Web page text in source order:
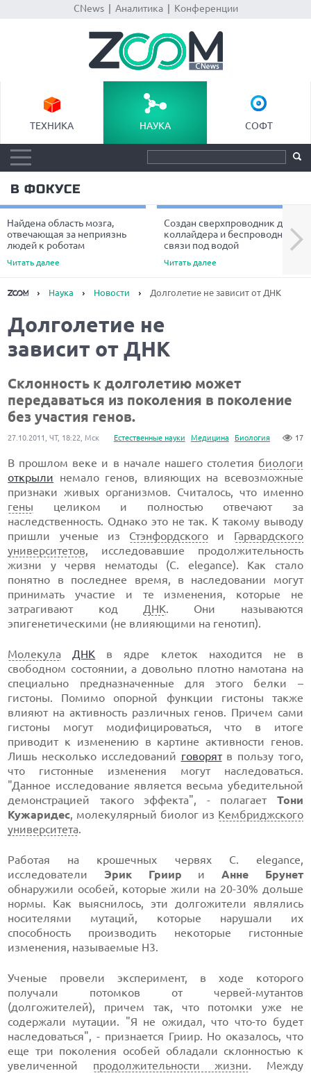
CNews| Аналитика| Конференции
ТЕХНИКА НАУКА СОФТ
В ФОКУСЕ
Найдена область мозга,
отвечающая за неприязнь
людей к роботам
Читать далее
Создан сверхпроводник для
коллайдера и беспроводной
связи под водой
Читать далее
Next
Наука Новости Долголетие не зависит от ДНК
Долголетие не
зависит от ДНК
Склонность к долголетию может
передаваться из поколения в поколение
без участия генов.
Естественные науки Медицина Биология 17
27.10.2011, ЧТ, 18:22, Мск
В прошлом веке и в начале нашего столетия биологи
открыли немало генов, влияющих на всевозможные
признаки живых организмов. Считалось, что именно
гены целиком и полностью отвечают за
наследственность. Однако это не так. К такому выводу
пришли ученые из Стэнфордского и Гарвардского
университетов, исследовавшие продолжительность
жизни у червя нематоды (C. elegance). Как стало
понятно в последнее время, в наследовании могут
принимать участие и те изменения, которые не
затрагивают код ДНК. Они называются
эпигенетическими (не влияющими на генотип).
Молекула ДНК в ядре клеток находится не в
свободном состоянии, а довольно плотно намотана на
специально предназначенные для этого белки –
гистоны. Помимо опорной функции гистоны также
влияют на активность различных генов. Причем сами
гистоны могут модифицироваться, что в итоге
приводит к изменению в картине активности генов.
Лишь несколько исследований говорятв пользу того,
что гистонные изменения могут наследоваться.
"Данное исследование является весьма убедительной
демонстрацией такого эффекта", - полагает Тони
Кужаридес, молекулярный биолог из Кембриджского
университета.
Работая на крошечных червях C. elegance,
исследователи Эрик Гриир иАнне Брунет
обнаружили особей, которые жили на 20-30% дольше
нормы. Как выяснилось, эти долгожители являлись
носителями мутаций, которые нарушали их
способность производить некоторые гистонные
изменения, называемые H3.
Ученые провели эксперимент, в ходе которого
получали потомков от червей-мутантов
(долгожителей), причем так, что потомки уже не
содержали мутации. "Я не ожидал, что что-то будет
наследоваться", - признается Гриир. Но оказалось, что
еще три поколения особей обладали склонностью к
увеличенной продолжительности жизни. Между